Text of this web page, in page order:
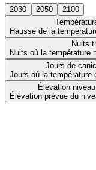
2030 2050
2100
Hausse de la
Nuits
Nuits où la température
Jours de
Jours où la température
Élévation
Élévation prévue du